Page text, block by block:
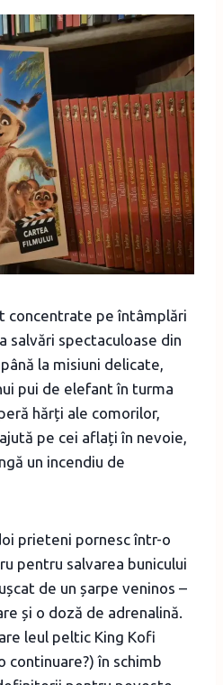
concentrate pe întâmplări
salvări spectaculoase din
la misiuni delicate,
pui de elefant în turma
hărți ale comorilor,
pe cei aflați în nevoie,
un incendiu de
prieteni pornesc într-o
pentru salvarea bunicului
de un șarpe veninos –
și o doză de adrenalină.
leul peltic King Kofi
continuare?) în schimb